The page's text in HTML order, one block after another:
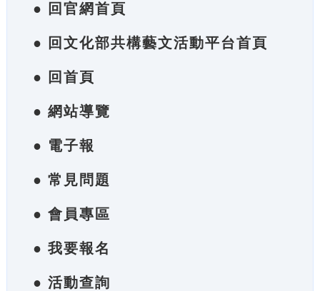
● 回官網首頁
● 回文化部共構藝文活動平台首頁
● 回首頁
● 網站導覽
● 電子報
● 常見問題
● 會員專區
● 我要報名
● 活動查詢